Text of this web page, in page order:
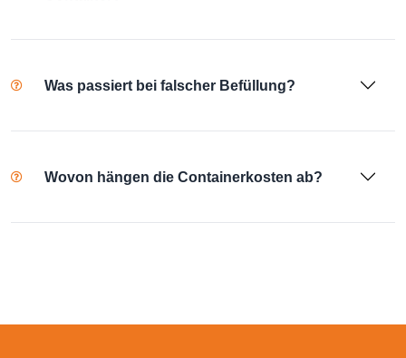
Was passiert bei falscher Befüllung?
Wovon hängen die Containerkosten ab?